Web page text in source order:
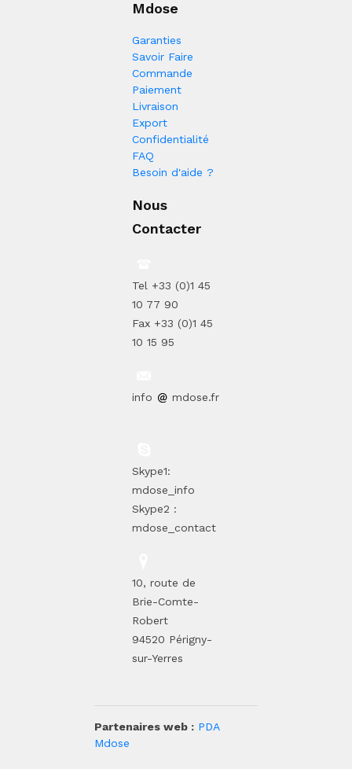
Mdose
Garanties
Savoir Faire
Commande
Paiement
Livraison
Export
Confidentialité
FAQ
Besoin d'aide ?
Nous
Contacter
Tel +33 (0)1 45
10 77 90
Fax +33 (0)1 45
10 15 95
info mdose.fr
Skype1:
mdose_info
Skype2 :
mdose_contact
10, route de
Brie-Comte-
Robert
94520 Périgny-
sur-Yerres
Partenaires web : PDA
Mdose